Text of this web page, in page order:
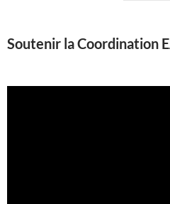
Soutenir la Coordination